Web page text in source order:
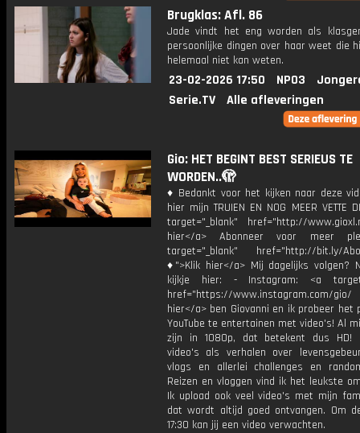
Brugklas: Afl. 86
Jade vindt het eng worden als
persoonlijke dingen over haar weet die
helemaal niet kan weten.
23-02-2026 17:50 NPO3
Serie.TV
Alle afleveringen
Gio: HET BEGINT BEST SERIEUS TE
WORDEN..🫣
♦ Bedankt voor het kijken naar deze
hier mijn TRUIEN EN NOG MEER VETTE
target="_blank" href="http://
hier</a> Abonneer voor meer
target="_blank" href="http://bit.ly/
♦">Klik hier</a> Mij dagelijks volgen?
kijkje hier: - Instagram: <a
href="https://www.instagram.com/
hier</a> ben Giovanni en ik probeer het
YouTube te entertainen met video's! Al
zijn in 1080p, dat betekent dus HD!
video's als verhalen over
vlogs en allerlei challenges en
Reizen en vloggen vind ik het leukste
Ik upload ook veel video's met mijn
dat wordt altijd goed ontvangen. Om
17:30 kan jij een video verwachten.